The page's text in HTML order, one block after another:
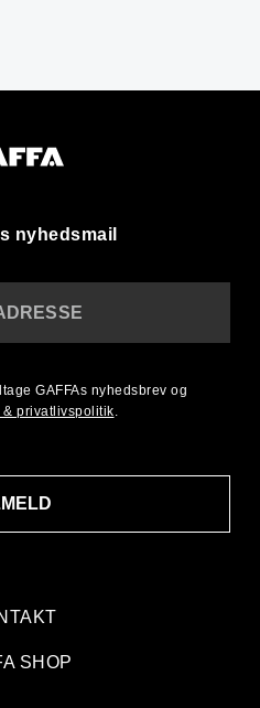
nyhedsmail
SHOP
GAFFAs nyhedsbrev og
& privatlivspolitik.